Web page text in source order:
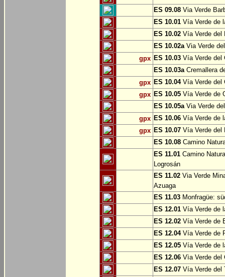
ES 09.08 Via Verde
ES 10.01 Vía Verde de
ES 10.02 Vía Verde del
ES 10.02aVia Verde
gpx ES 10.03 Vía Verde del
ES 10.03aCremallera
gpx ES 10.04Vía Verde del
gpx ES 10.05 Vía Verde de
ES 10.05aVia Verde
gpx ES 10.06 Vía Verde de
gpx ES 10.07 Vía Verde del
ES 10.08 Camino
ES 11.01 Camino
Logrosán
ES 11.02 Via Verde
Azuaga
ES 11.03 Monfragüe:
ES 12.01 Vía Verde de
ES 12.02 Vía Verde de
ES 12.04Vía Verde de
ES 12.05 Vía Verde de
ES 12.06 Vìa Verde del
ES 12.07 Vía Verde del